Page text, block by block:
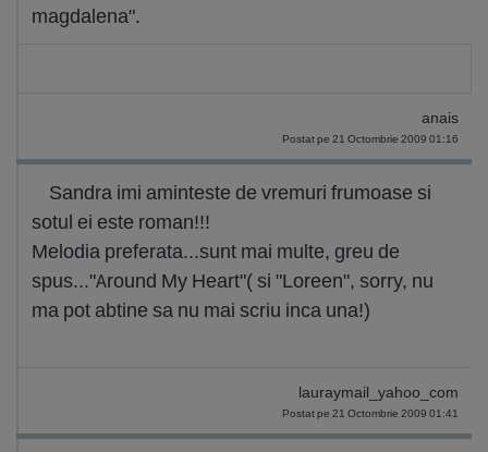
magdalena".
anais
Postat pe 21 Octombrie 2009 01:16
Sandra imi aminteste de vremuri frumoase si
sotul ei este roman!!!
Melodia preferata...sunt mai multe, greu de
spus..."Around My Heart"( si "Loreen", sorry, nu
ma pot abtine sa nu mai scriu inca una!)
lauraymail_yahoo_com
Postat pe 21 Octombrie 2009 01:41